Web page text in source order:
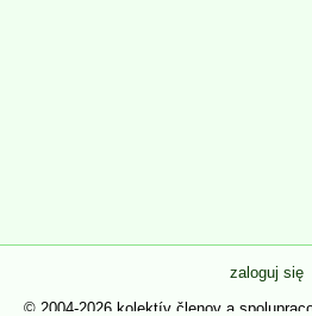
zaloguj się
© 2004-2026 kolektív členov a